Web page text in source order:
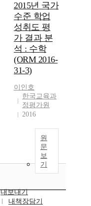
2015년 국가
수준 학업
성취도 평
가 결과 분
석 : 수학
(ORM 2016-
31-3)
이인호
한국교육과
정평가원
2016
원
문
보
기
내보내기
내책장담기